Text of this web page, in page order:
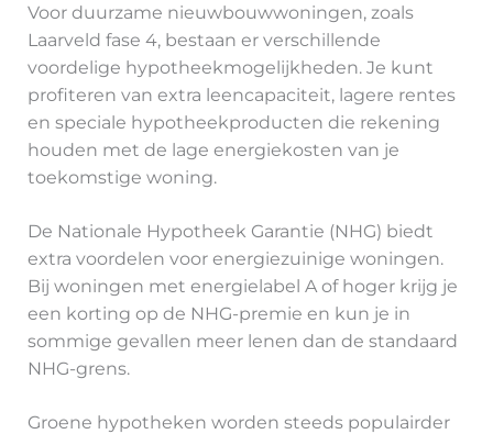
Voor duurzame nieuwbouwwoningen, zoals
Laarveld fase 4, bestaan er verschillende
voordelige hypotheekmogelijkheden. Je kunt
profiteren van extra leencapaciteit, lagere rentes
en speciale hypotheekproducten die rekening
houden met de lage energiekosten van je
toekomstige woning.
De Nationale Hypotheek Garantie (NHG) biedt
extra voordelen voor energiezuinige woningen.
Bij woningen met energielabel A of hoger krijg je
een korting op de NHG-premie en kun je in
sommige gevallen meer lenen dan de standaard
NHG-grens.
Groene hypotheken worden steeds populairder